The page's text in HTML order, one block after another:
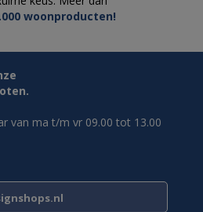
woonproducten!
van ma t/m vr 09.00 tot 13.00